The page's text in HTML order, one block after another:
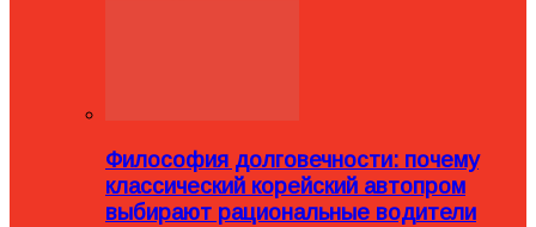
Философия долговечности: почему
классический корейский автопром
выбирают рациональные водители